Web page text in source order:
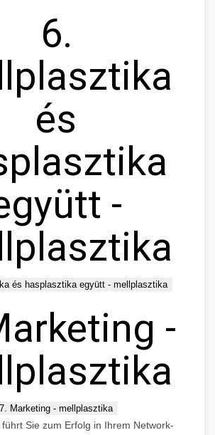
6.
és
-
és hasplasztika együtt - mellplasztika
-
7. Marketing - mellplasztika
Sie zum Erfolg in Ihrem Network-